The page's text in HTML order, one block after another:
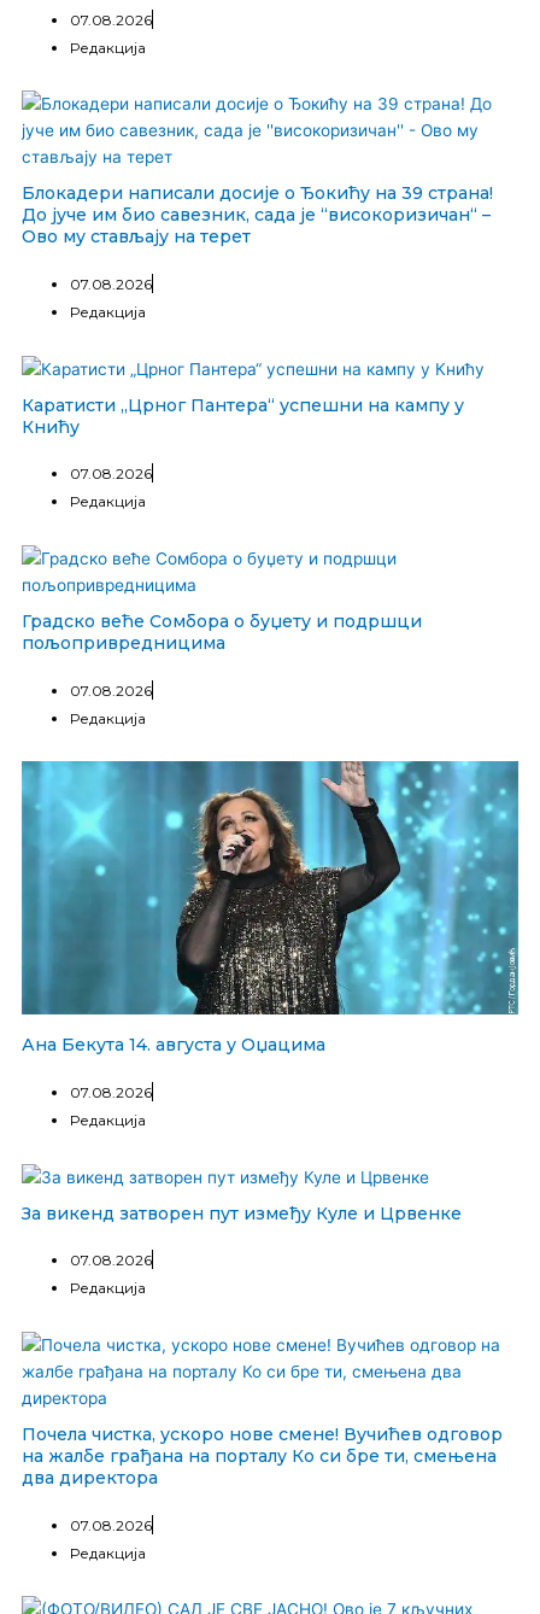
07.08.2026
Редакција
Блокадери написали досије о Ђокићу на 39 страна!
До јуче им био савезник, сада је “високоризичан“ –
Ово му стављају на терет
07.08.2026
Редакција
Каратисти „Црног Пантера“ успешни на кампу у
Книћу
07.08.2026
Редакција
Градско веће Сомбора о буџету и подршци
пољопривредницима
07.08.2026
Редакција
Ана Бекута 14. августа у Оџацима
07.08.2026
Редакција
За викенд затворен пут између Куле и Црвенке
07.08.2026
Редакција
Почела чистка, ускоро нове смене! Вучићев одговор
на жалбе грађана на порталу Ко си бре ти, смењена
два директора
07.08.2026
Редакција